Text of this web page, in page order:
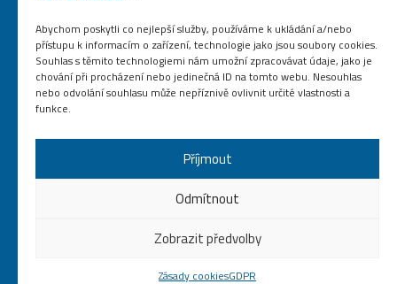
Abychom poskytli co nejlepší služby, používáme k ukládání a/nebo
přístupu k informacím o zařízení, technologie jako jsou soubory cookies.
Souhlas s těmito technologiemi nám umožní zpracovávat údaje, jako je
chování při procházení nebo jedinečná ID na tomto webu. Nesouhlas
nebo odvolání souhlasu může nepříznivě ovlivnit určité vlastnosti a
funkce.
Příjmout
Odmítnout
Zobrazit předvolby
Zásady cookiesGDPR
568 864 587
obec.bacice@volny.cz
© Všechna práva vyhrazena 2020. Vytvořeno službou